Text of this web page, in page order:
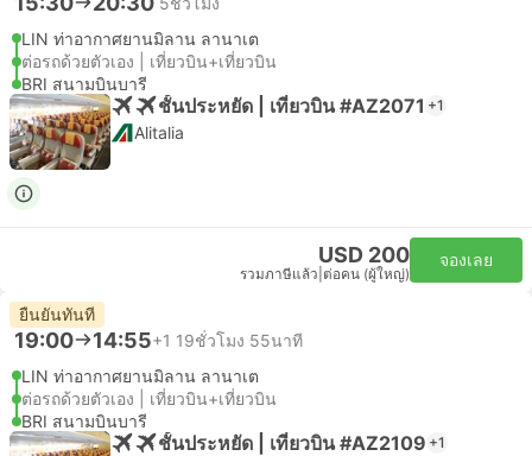
LIN ท่าอากาศยานมิลาน ลานาเต
ต่อรถด้วยตัวเอง | เที่ยวบิน+เที่ยวบิน
BRI สนามบินบารี
ชั้นประหยัด | เที่ยวบิน #AZ2071 +1
Alitalia
USD 200
รวมภาษีแล้ว ต่อคน (ผู้ใหญ่)
จองเลย
ยืนยันทันที
19:00 14:55+1 19ชั่วโมง 55นาที
LIN ท่าอากาศยานมิลาน ลานาเต
ต่อรถด้วยตัวเอง | เที่ยวบิน+เที่ยวบิน
BRI สนามบินบารี
ชั้นประหยัด | เที่ยวบิน #AZ2109 +1